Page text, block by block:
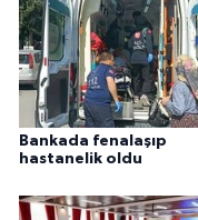
Bankada fenalaşıp
hastanelik oldu